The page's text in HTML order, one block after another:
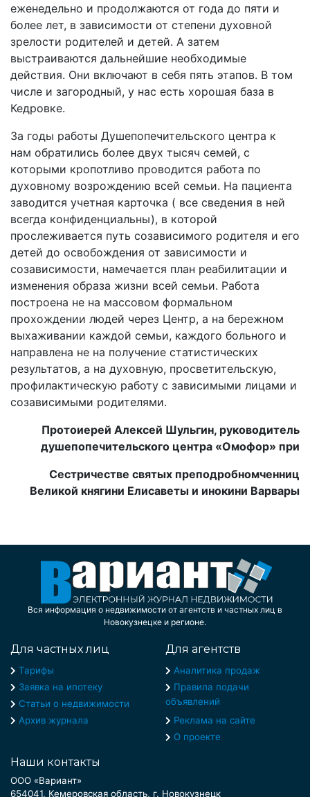
еженедельно и продолжаются от года до пяти и
более лет, в зависимости от степени духовной
зрелости родителей и детей. А затем
выстраиваются дальнейшие необходимые
действия. Они включают в себя пять этапов. В том
числе и загородный, у нас есть хорошая база в
Кедровке.
За годы работы Душепопечительского центра к
нам обратились более двух тысяч семей, с
которыми кропотливо проводится работа по
духовному возрождению всей семьи. На пациента
заводится учетная карточка ( все сведения в ней
всегда конфиденциальны), в которой
прослеживается путь созависимого родителя и его
детей до освобождения от зависимости и
созависимости, намечается план реабилитации и
изменения образа жизни всей семьи. Работа
построена не на массовом формальном
прохождении людей через Центр, а на бережном
выхаживании каждой семьи, каждого больного и
направлена не на получение статистических
результатов, а на духовную, просветительскую,
профилактическую работу с зависимыми лицами и
созависимыми родителями.
Протоиерей Алексей Шульгин, руководитель
душепопечительского центра «Омофор» при
Сестричестве святых преподробномченниц
Великой княгини Елисаветы и инокини Варвары
Вся информация о недвижимости от агентств и частных лиц в
Новокузнецке и регионе.
Для частных лиц
Тарифы
Заявка на ипотеку
Статьи о недвижимости
Архив журнала
Для агентств
Аналитика продаж
Правила подачи
объявлений
Реклама на сайте
О проекте
Наши контакты
ООО «Вариант»
654041, Кемеровская область, г. Новокузнецк